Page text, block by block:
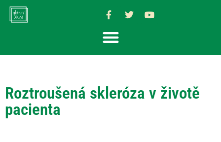
Roztroušená skleróza v životě
pacienta